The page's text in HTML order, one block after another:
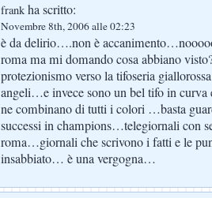
frank ha scritto:
Novembre 8th, 2006 alle 02:23
è da delirio….non è
roma ma mi domando cosa abbiano
protezionismo verso la tifoseria
angeli…e invece sono un bel tifo in
ne combinano di tutti i colori …basta
successi in champions…telegiornali con
roma…giornali che scrivono i fatti e le
insabbiato… è una vergogna…